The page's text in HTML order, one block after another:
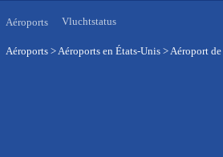
Aéroports Vluchtstatus
Aéroports >Aéroports en États-Unis >Aéroport